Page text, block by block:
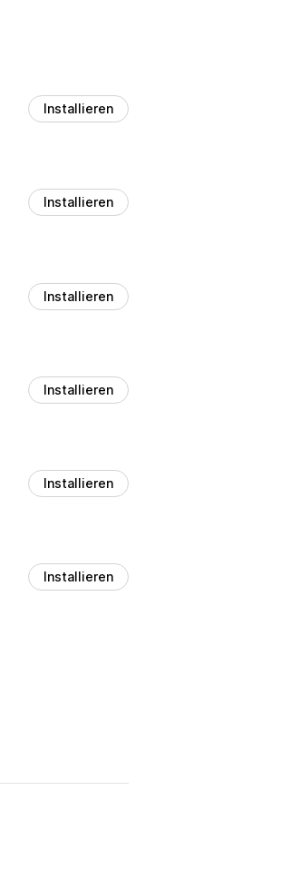
Installieren
Installieren
Installieren
Installieren
Installieren
Installieren